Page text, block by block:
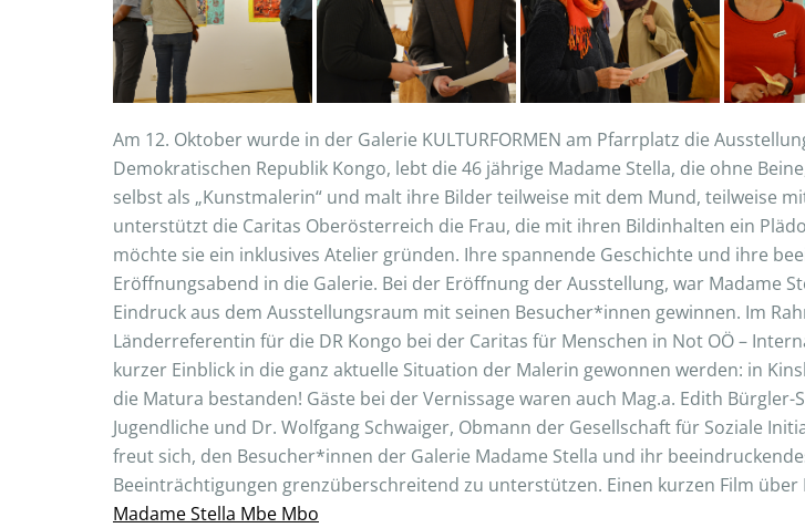
Am 12. Oktober wurde in der Galerie KULTURFORMEN am Pfarrplatz die
Demokratischen Republik Kongo, lebt die 46 jährige Madame Stella, die ohne
selbst als „Kunstmalerin“ und malt ihre Bilder teilweise mit dem Mund, teilweise
unterstützt die Caritas Oberösterreich die Frau, die mit ihren Bildinhalten ein
möchte sie ein inklusives Atelier gründen. Ihre spannende Geschichte und ihre
Eröffnungsabend in die Galerie. Bei der Eröffnung der Ausstellung, war Madame
Eindruck aus dem Ausstellungsraum mit seinen Besucher*innen gewinnen. Im
Länderreferentin für die DR Kongo bei der Caritas für Menschen in Not OÖ –
kurzer Einblick in die ganz aktuelle Situation der Malerin gewonnen werden: in
die Matura bestanden! Gäste bei der Vernissage waren auch Mag.a. Edith
Jugendliche und Dr. Wolfgang Schwaiger, Obmann der Gesellschaft für Soziale
freut sich, den Besucher*innen der Galerie Madame Stella und ihr
Beeinträchtigungen grenzüberschreitend zu unterstützen. Einen kurzen Film
Madame Stella Mbe Mbo